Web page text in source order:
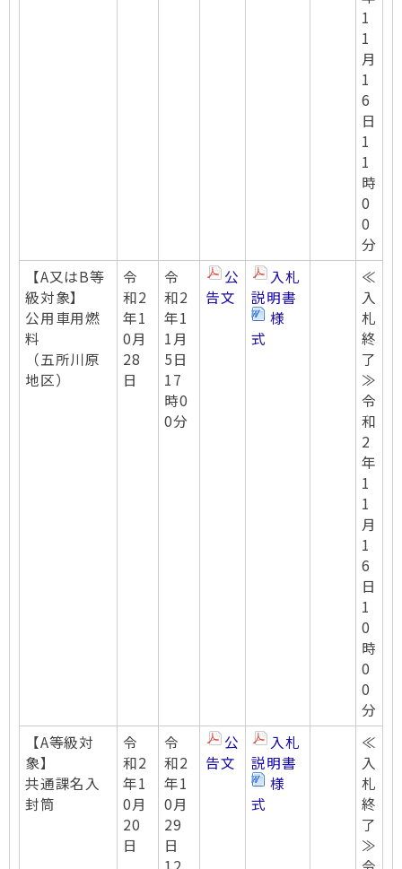
1
1
月
1
6
日
1
1
時
0
0
分
【A又はB等
級対象】
公用車用燃
料
（五所川原
地区）
令
和2
年1
0月
28
日
令
和2
年1
1月
5日
17
時0
0分
公
告文
入札
説明書
様
式
≪
入
札
終
了
≫
令
和
2
年
1
1
月
1
6
日
1
0
時
0
0
分
【A等級対
象】
共通課名入
封筒
令
和2
年1
0月
20
日
令
和2
年1
0月
29
日
公
告文
入札
説明書
様
式
≪
入
札
終
了
≫